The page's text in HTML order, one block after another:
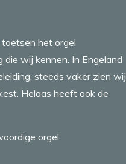
het orgel
wij kennen. In Engeland
steeds vaker zien wij
Helaas heeft ook de
orgel.